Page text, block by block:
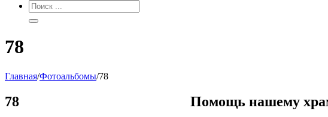
78
Главная/Фотоальбомы/78
78 Помощь нашему